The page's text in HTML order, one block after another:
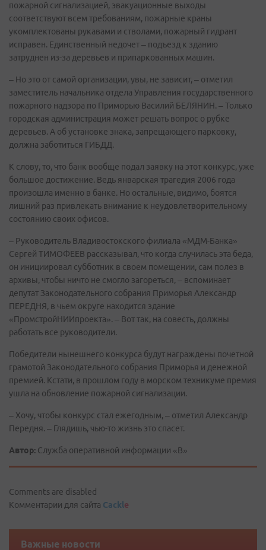
пожарной сигнализацией, эвакуационные выходы
соответствуют всем требованиям, пожарные краны
укомплектованы рукавами и стволами, пожарный гидрант
исправен. Единственный недочет – подъезд к зданию
затруднен из-за деревьев и припаркованных машин.
– Но это от самой организации, увы, не зависит, – отметил
заместитель начальника отдела Управления государственного
пожарного надзора по Приморью Василий БЕЛЯНИН. – Только
городская администрация может решать вопрос о рубке
деревьев. А об установке знака, запрещающего парковку,
должна заботиться ГИБДД.
К слову, то, что банк вообще подал заявку на этот конкурс, уже
большое достижение. Ведь январская трагедия 2006 года
произошла именно в банке. Но остальные, видимо, боятся
лишний раз привлекать внимание к неудовлетворительному
состоянию своих офисов.
– Руководитель Владивостокского филиала «МДМ-Банка»
Сергей ТИМОФЕЕВ рассказывал, что когда случилась эта беда,
он инициировал субботник в своем помещении, сам полез в
архивы, чтобы ничто не смогло загореться, – вспоминает
депутат Законодательного собрания Приморья Александр
ПЕРЕДНЯ, в чьем округе находится здание
«ПромстройНИИпроекта». – Вот так, на совесть, должны
работать все руководители.
Победители нынешнего конкурса будут награждены почетной
грамотой Законодательного собрания Приморья и денежной
премией. Кстати, в прошлом году в морском техникуме премия
ушла на обновление пожарной сигнализации.
– Хочу, чтобы конкурс стал ежегодным, – отметил Александр
Передня. – Глядишь, чью-то жизнь это спасет.
Автор: Служба оперативной информации «В»
Comments are disabled
Комментарии для сайта Cackle
Важные новости